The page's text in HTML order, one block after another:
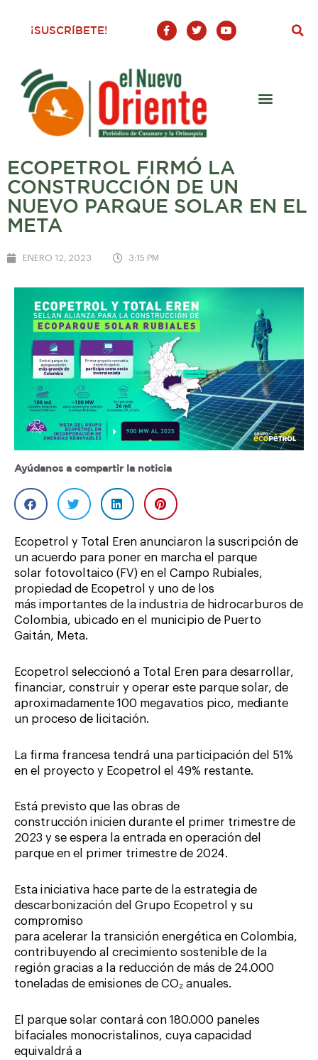
¡SUSCRÍBETE!
F
a
c
o
o
-
T
w
i
Y
o
u
ECOPETROL FIRMÓ LA
CONSTRUCCIÓN DE UN
NUEVO PARQUE SOLAR EN EL
META
ENERO 12, 2023 3:15 PM
Ayúdanos a compartir la noticia
Ecopetrol y Total Eren anunciaron la suscripción de
un acuerdo para poner en marcha el parque
solar fotovoltaico (FV) en el Campo Rubiales,
propiedad de Ecopetrol y uno de los
más importantes de la industria de hidrocarburos de
Colombia, ubicado en el municipio de Puerto
Gaitán, Meta.
Ecopetrol seleccionó a Total Eren para desarrollar,
financiar, construir y operar este parque solar, de
aproximadamente 100 megavatios pico, mediante
un proceso de licitación.
La firma francesa tendrá una participación del 51%
en el proyecto y Ecopetrol el 49% restante.
Está previsto que las obras de
construcción inicien durante el primer trimestre de
2023 y se espera la entrada en operación del
parque en el primer trimestre de 2024.
Esta iniciativa hace parte de la estrategia de
descarbonización del Grupo Ecopetrol y su
compromiso
para acelerar la transición energética en Colombia,
contribuyendo al crecimiento sostenible de la
región gracias a la reducción de más de 24.000
toneladas de emisiones de CO₂ anuales.
El parque solar contará con 180.000 paneles
bifaciales monocristalinos, cuya capacidad
equivaldrá a